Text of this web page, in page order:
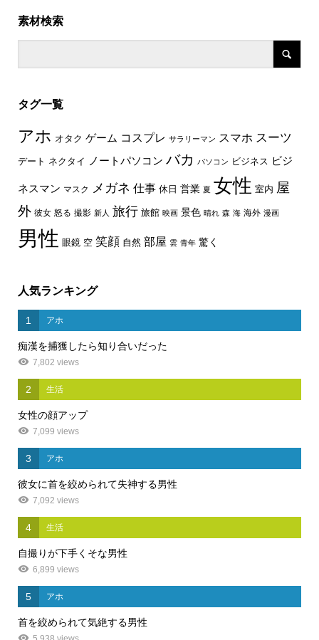
素材検索
タグ一覧
アホ オタク ゲーム コスプレ サラリーマン スマホ スーツ
デート ネクタイ ノートパソコン バカ パソコン ビジネス ビジ
ネスマン マスク メガネ 仕事 休日 営業 夏 女性 室内 屋
外 彼女 怒る 撮影 新人 旅行 旅館 映画 景色 晴れ 森 海 海外 漫画
男性 眼鏡 空 笑顔 自然 部屋 雲 青年 驚く
人気ランキング
1 アホ
痴漢を捕獲したら知り合いだった
7,802 views
2 生活
女性の顔アップ
7,099 views
3 アホ
彼女に首を絞められて失神する男性
7,092 views
4 生活
自撮りが下手くそな男性
6,899 views
5 アホ
首を絞められて気絶する男性